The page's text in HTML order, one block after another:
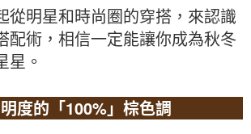
從明星和時尚圈的穿搭，來認識
配術，相信一定能讓你成為秋冬
星。
度的「100%」棕色調